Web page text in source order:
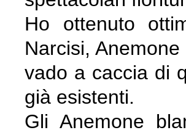
Ho ottenuto
Narcisi,
vado a caccia di
già esistenti.
Gli Anemone